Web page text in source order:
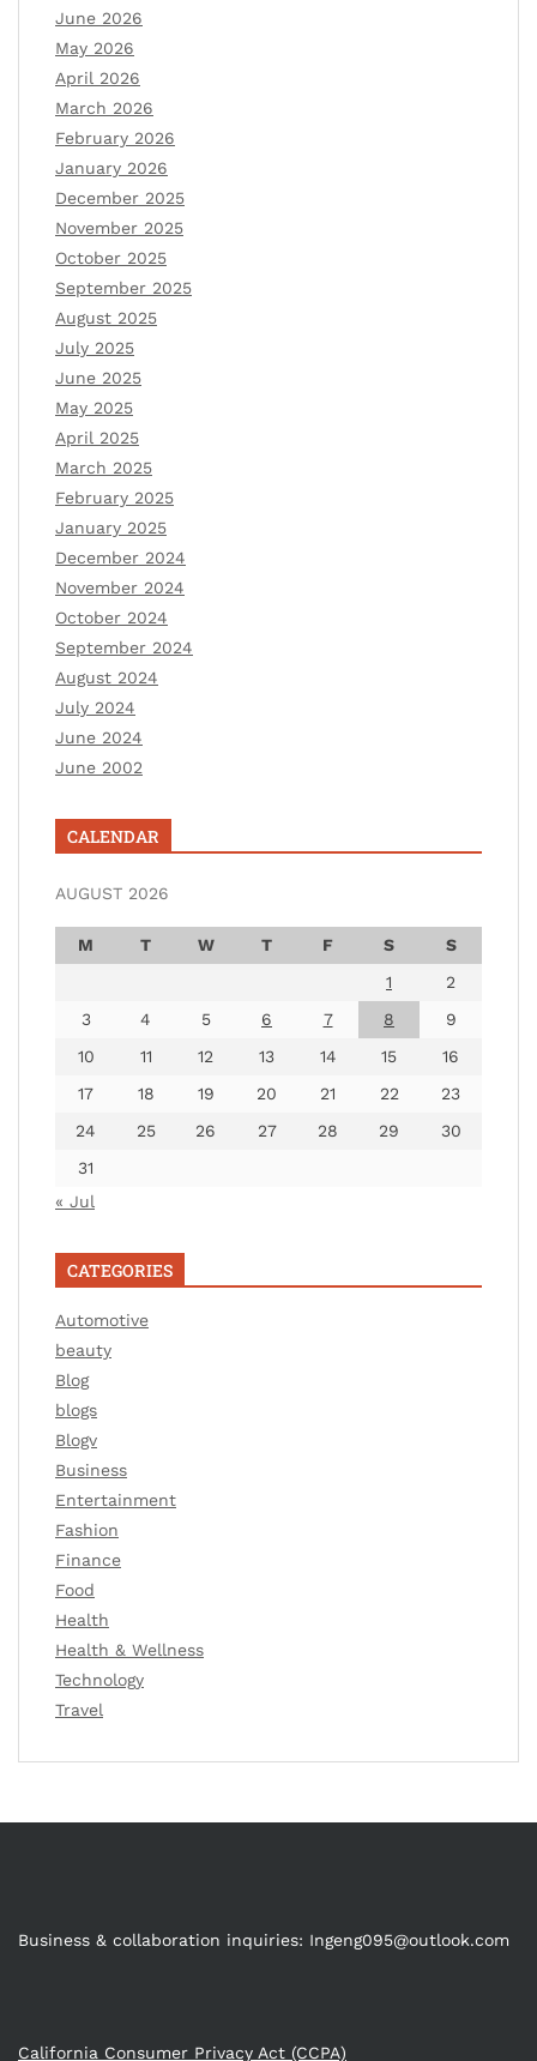
June 2026
May 2026
April 2026
March 2026
February 2026
January 2026
December 2025
November 2025
October 2025
September 2025
August 2025
July 2025
June 2025
May 2025
April 2025
March 2025
February 2025
January 2025
December 2024
November 2024
October 2024
September 2024
August 2024
July 2024
June 2024
June 2002
CALENDAR
AUGUST 2026
M T W T F S
S
1
2
3
4 5 6 7 8
9
10
11 12 13 14 15
16
17
18 19 20 21 22
23
24
25 26 27 28 29
30
31
« Jul
CATEGORIES
Automotive
beauty
Blog
blogs
Blogv
Business
Entertainment
Fashion
Finance
Food
Health
Health & Wellness
Technology
Travel
Business & collaboration inquiries: Ingeng095@outlook.com
California Consumer Privacy Act (CCPA)